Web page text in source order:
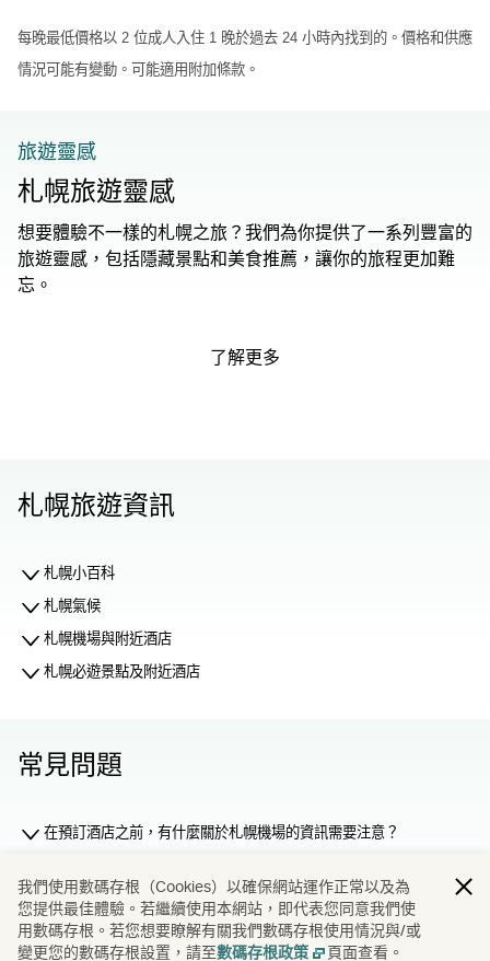
每晚最低價格以 2 位成人入住 1 晚於過去 24 小時內找到的。價格和供應
情況可能有變動。可能適用附加條款。
旅遊靈感
札幌旅遊靈感
想要體驗不一樣的札幌之旅？我們為你提供了一系列豐富的
旅遊靈感，包括隱藏景點和美食推薦，讓你的旅程更加難
忘。
了解更多
札幌旅遊資訊
札幌小百科
札幌氣候
札幌機場與附近酒店
札幌必遊景點及附近酒店
常見問題
在預訂酒店之前，有什麼關於札幌機場的資訊需要注意？
通過國泰假期預訂行程有何優勢？
如何修改或查詢酒店的預訂？
我們使用數碼存根（Cookies）以確保網站運作正常以及為
您提供最佳體驗。若繼續使用本網站，即代表您同意我們使
用數碼存根。若您想要瞭解有關我們數碼存根使用情況與/或
變更您的數碼存根設置，請至數碼存根政策 頁面查看。